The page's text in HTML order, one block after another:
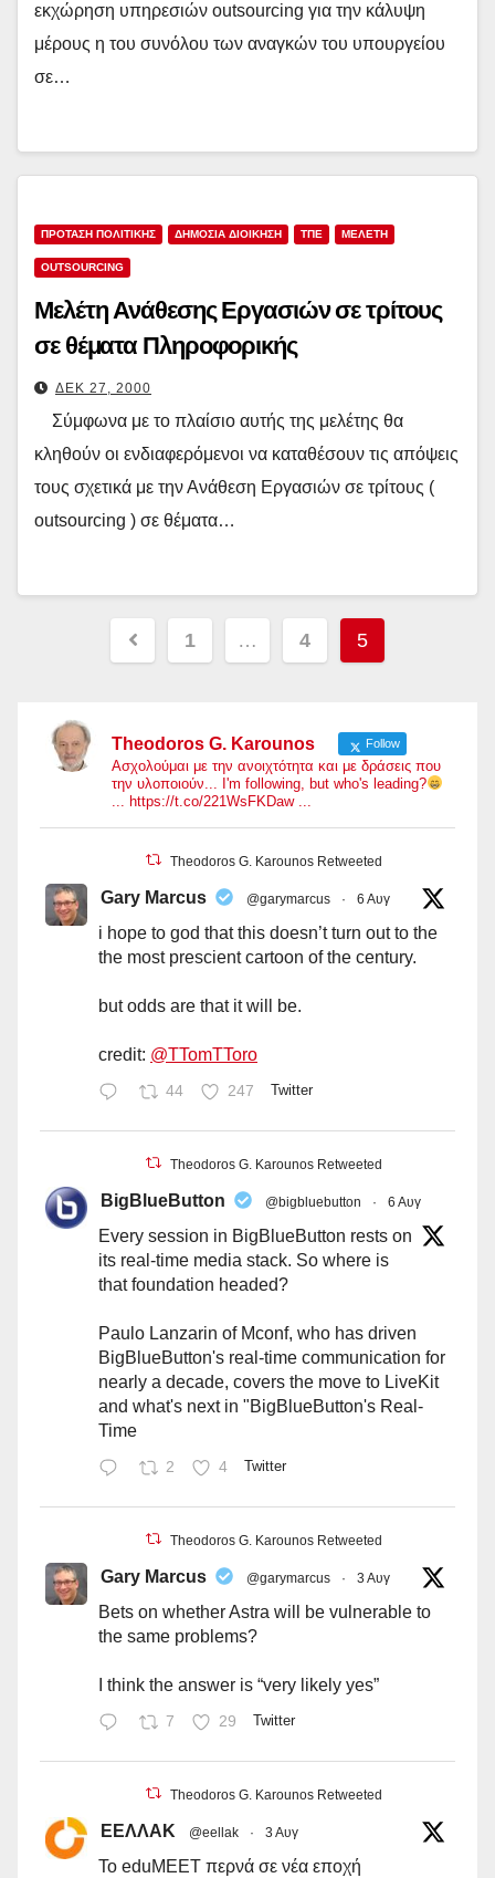
εκχώρηση υπηρεσιών outsourcing για την κάλυψη
μέρους η του συνόλου των αναγκών του υπουργείου
σε…
ΠΡΟΤΑΣΗ ΠΟΛΙΤΙΚΗΣ ΔΗΜΌΣΙΑ ΔΙΟΊΚΗΣΗ ΤΠΕ ΜΕΛΕΤΗ
OUTSOURCING
Μελέτη Ανάθεσης Εργασιών σε τρίτους
σε θέματα Πληροφορικής
ΔΕΚ 27, 2000
Σύμφωνα με το πλαίσιο αυτής της μελέτης θα
κληθούν οι ενδιαφερόμενοι να καταθέσουν τις απόψεις
τους σχετικά με την Ανάθεση Εργασιών σε τρίτους (
outsourcing ) σε θέματα…
Σελιδοποίηση
1 … 4 5
Theodoros G. Karounos Follow
Ασχολούμαι με την ανοιχτότητα και με δράσεις που
την υλοποιούν... I'm following, but who's leading?
... https://t.co/221WsFKDaw ...
Theodoros G. Karounos Retweeted
Gary Marcus @garymarcus · 6 Αυγ
i hope to god that this doesn’t turn out to the
the most prescient cartoon of the century.
but odds are that it will be.
credit: @TTomTToro
44 247 Twitter
Theodoros G. Karounos Retweeted
BigBlueButton @bigbluebutton · 6 Αυγ
Every session in BigBlueButton rests on
its real-time media stack. So where is
that foundation headed?
Paulo Lanzarin of Mconf, who has driven
BigBlueButton's real-time communication for
nearly a decade, covers the move to LiveKit
and what's next in "BigBlueButton's Real-
Time
2 4 Twitter
Theodoros G. Karounos Retweeted
Gary Marcus @garymarcus · 3 Αυγ
Bets on whether Astra will be vulnerable to
the same problems?
I think the answer is “very likely yes”
7 29 Twitter
Theodoros G. Karounos Retweeted
ΕΕΛΛΑΚ @eellak · 3 Αυγ
Το eduMEET περνά σε νέα εποχή